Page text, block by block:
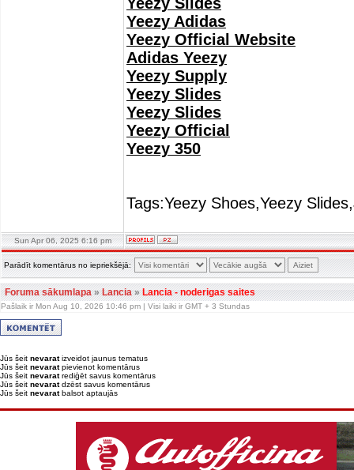
Yeezy Adidas
Yeezy Official Website
Adidas Yeezy
Yeezy Supply
Yeezy Slides
Yeezy Slides
Yeezy Official
Yeezy 350
Tags:Yeezy Shoes,Yeezy
Sun Apr 06, 2025 6:16 pm
Parādīt komentārus no iepriekšējā:
Foruma sākumlapa»Lancia»Lancia - noderigas saites
Pašlaik ir Mon Aug 10, 2026 10:46 pm | Visi laiki ir GMT + 3 Stundas
Jūs šeit nevaratizveidot jaunus tematus
Jūs šeit nevaratpievienot komentārus
Jūs šeit nevaratrediģēt savus komentārus
Jūs šeit nevaratdzēst savus komentārus
Jūs šeit nevaratbalsot aptaujās